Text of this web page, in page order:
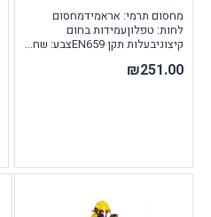
מחסום תרמי: אראמידמחסום
לחות: טפלוןעמידות בחום
קיצוניבעלות תקן EN659צבע: שח...
₪251.00